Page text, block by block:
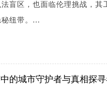
盲区，也面临伦理挑战，
纽带。...
的城市守护者与真相探